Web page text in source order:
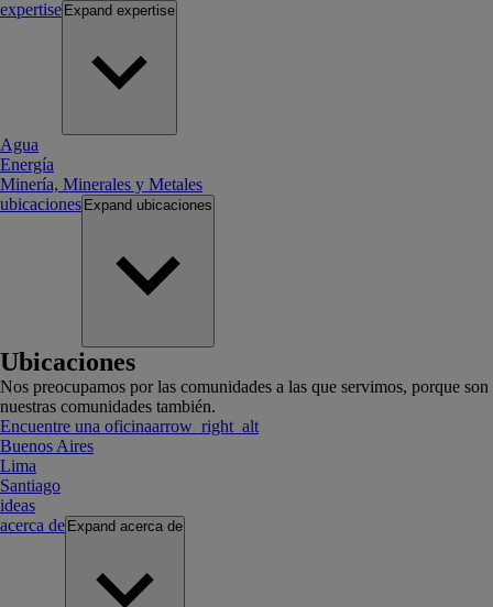
expertise Expand expertise
Agua
Energía
Minería, Minerales y Metales
ubicaciones Expand ubicaciones
Ubicaciones
Nos preocupamos por las comunidades a las que servimos, porque son
nuestras comunidades también.
Encuentre una oficinaarrow_right_alt
Buenos Aires
Lima
Santiago
ideas
acerca de Expand acerca de